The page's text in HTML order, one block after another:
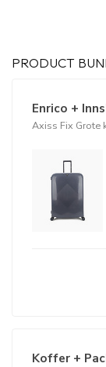
PRODUCT
Enrico +
Axiss Fix Grote
Koffer +